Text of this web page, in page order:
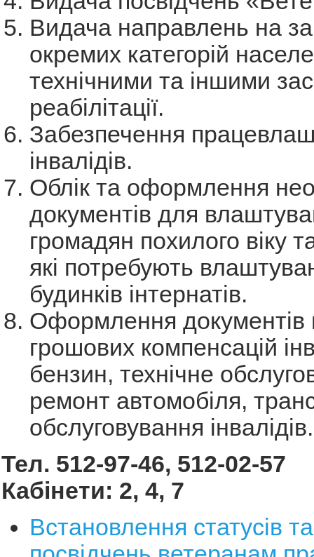
Видача направлень на
окремих категорій
технічними та іншими
реабілітації.
Забезпечення
інвалідів.
Облік та оформлення
документів для
громадян похилого віку
які потребують
будинків інтернатів.
Оформлення документів
грошових компенсацій
бензин, технічне
ремонт автомобіля,
обслуговування інвалідів.
Тел. 512-97-46, 512-02-57
Кабінети: 2, 4, 7
Встановлення статусів